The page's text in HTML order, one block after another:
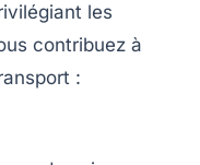
les
contribuez à
: